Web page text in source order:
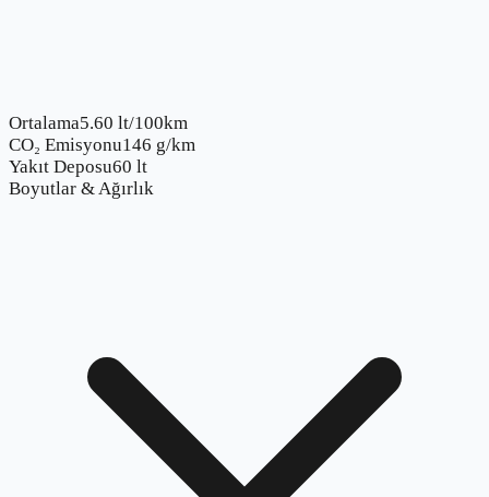
Ortalama5.60 lt/100km
CO₂ Emisyonu146 g/km
Yakıt Deposu60 lt
Boyutlar & Ağırlık